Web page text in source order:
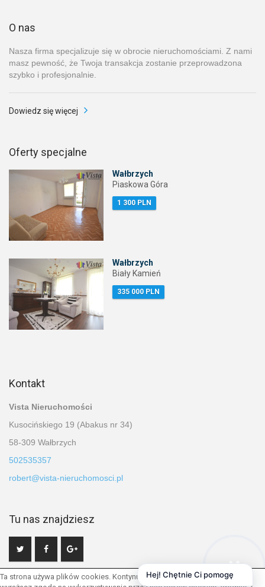
O nas
Nasza firma specjalizuje się w obrocie nieruchomościami. Z nami
masz pewność, że Twoja transakcja zostanie przeprowadzona
szybko i profesjonalnie.
Dowiedz się więcej
Oferty specjalne
Wałbrzych
Piaskowa Góra
1 300 PLN
Wałbrzych
Biały Kamień
335 000 PLN
Kontakt
Vista Nieruchomości
Kusocińskiego 19 (Abakus nr 34)
58-309 Wałbrzych
502535357
robert@vista-nieruchomosci.pl
Tu nas znajdziesz
Ta strona używa plików cookies. Kontynuując przeglądanie naszej strony,
Hej! Chętnie Ci pomogę